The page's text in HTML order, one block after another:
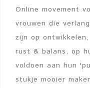
Online movement
vrouwen die
zijn op
rust & balans, op
voldoen aan hun
stukje mooier